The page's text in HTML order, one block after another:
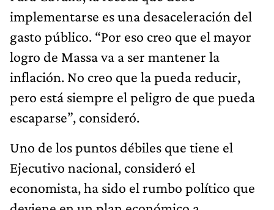
implementarse es una desaceleración del
gasto público. “Por eso creo que el mayor
logro de Massa va a ser mantener la
inflación. No creo que la pueda reducir,
pero está siempre el peligro de que pueda
escaparse”, consideró.
Uno de los puntos débiles que tiene el
Ejecutivo nacional, consideró el
economista, ha sido el rumbo político que